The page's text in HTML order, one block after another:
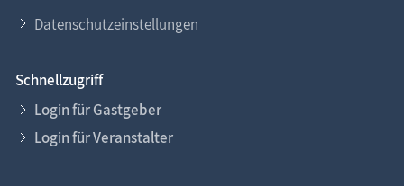
Datenschutzeinstellungen
Schnellzugriff
Login für Gastgeber
Login für Veranstalter